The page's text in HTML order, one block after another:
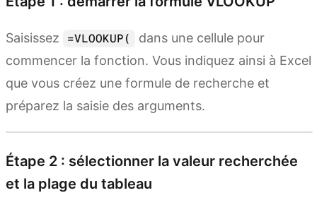
Saisissez =VLOOKUP(
dans une cellule pour
commencer la fonction. Vous indiquez ainsi à Excel
que vous créez une formule de recherche et
préparez la saisie des arguments.
Étape 2 : sélectionner la valeur recherchée
et la plage du tableau